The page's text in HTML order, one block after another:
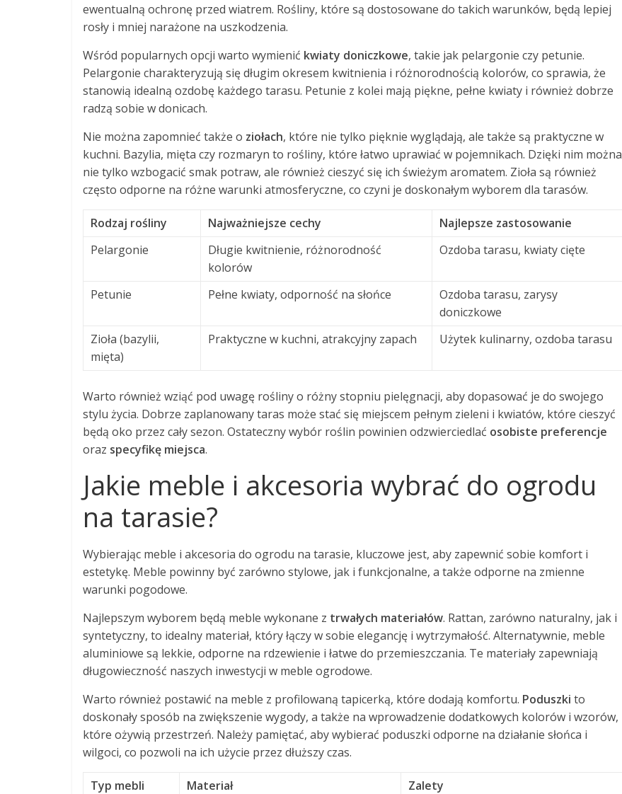
ewentualną ochronę przed wiatrem. Rośliny, które są dostosowane do takich warunków, będą lepiej
rosły i mniej narażone na uszkodzenia.
Wśród popularnych opcji warto wymienić kwiaty doniczkowe, takie jak pelargonie czy petunie.
Pelargonie charakteryzują się długim okresem kwitnienia i różnorodnością kolorów, co sprawia, że
stanowią idealną ozdobę każdego tarasu. Petunie z kolei mają piękne, pełne kwiaty i również dobrze
radzą sobie w donicach.
Nie można zapomnieć także o ziołach, które nie tylko pięknie wyglądają, ale także są praktyczne w
kuchni. Bazylia, mięta czy rozmaryn to rośliny, które łatwo uprawiać w pojemnikach. Dzięki nim można
nie tylko wzbogacić smak potraw, ale również cieszyć się ich świeżym aromatem. Zioła są również
często odporne na różne warunki atmosferyczne, co czyni je doskonałym wyborem dla tarasów.
Rodzaj rośliny Najważniejsze cechy
Najlepsze zastosowanie
Pelargonie
Długie kwitnienie, różnorodność
kolorów
Ozdoba tarasu, kwiaty cięte
Petunie Pełne kwiaty, odporność na słońce
Ozdoba tarasu, zarysy
doniczkowe
Zioła (bazylii,
mięta)
Praktyczne w kuchni, atrakcyjny zapach Użytek kulinarny, ozdoba tarasu
Warto również wziąć pod uwagę rośliny o różny stopniu pielęgnacji, aby dopasować je do swojego
stylu życia. Dobrze zaplanowany taras może stać się miejscem pełnym zieleni i kwiatów, które cieszyć
będą oko przez cały sezon. Ostateczny wybór roślin powinien odzwierciedlać osobiste preferencje
oraz specyfikę miejsca.
Jakie meble i akcesoria wybrać do ogrodu
na tarasie?
Wybierając meble i akcesoria do ogrodu na tarasie, kluczowe jest, aby zapewnić sobie komfort i
estetykę. Meble powinny być zarówno stylowe, jak i funkcjonalne, a także odporne na zmienne
warunki pogodowe.
Najlepszym wyborem będą meble wykonane z trwałych materiałów. Rattan, zarówno naturalny, jak i
syntetyczny, to idealny materiał, który łączy w sobie elegancję i wytrzymałość. Alternatywnie, meble
aluminiowe są lekkie, odporne na rdzewienie i łatwe do przemieszczania. Te materiały zapewniają
długowieczność naszych inwestycji w meble ogrodowe.
Warto również postawić na meble z profilowaną tapicerką, które dodają komfortu. Poduszki to
doskonały sposób na zwiększenie wygody, a także na wprowadzenie dodatkowych kolorów i wzorów,
które ożywią przestrzeń. Należy pamiętać, aby wybierać poduszki odporne na działanie słońca i
wilgoci, co pozwoli na ich użycie przez dłuższy czas.
Typ mebli Materiał
Zalety